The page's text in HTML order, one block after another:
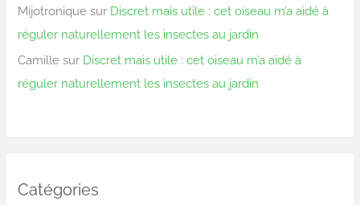
Mijotronique sur Discret mais utile : cet oiseau m’a aidé à
réguler naturellement les insectes au jardin
Camille sur Discret mais utile : cet oiseau m’a aidé à
réguler naturellement les insectes au jardin
Catégories